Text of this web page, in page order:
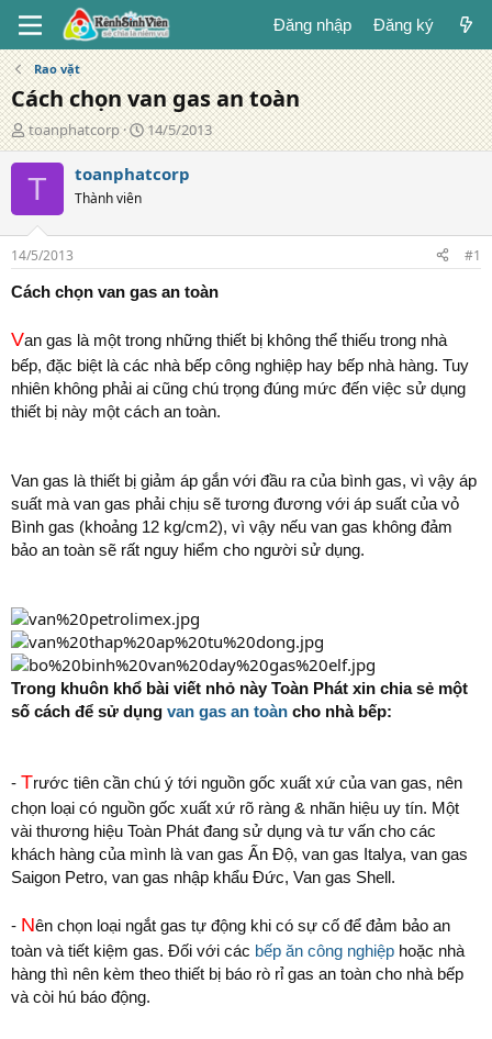
Đăng nhập Đăng ký
Rao vặt
Cách chọn van gas an toàn
T
á
c
g
ả
toanphatcorp
N
g
à
g
14/5/2013
T toanphatcorp
Thành viên
14/5/2013
#1
Cách chọn van gas an toàn
Van gas là một trong những thiết bị không thể thiếu trong nhà
bếp, đặc biệt là các nhà bếp công nghiệp hay bếp nhà hàng. Tuy
nhiên không phải ai cũng chú trọng đúng mức đến việc sử dụng
thiết bị này một cách an toàn.
Van gas là thiết bị giảm áp gắn với đầu ra của bình gas, vì vậy áp
suất mà van gas phải chịu sẽ tương đương với áp suất của vỏ
Bình gas (khoảng 12 kg/cm2), vì vậy nếu van gas không đảm
bảo an toàn sẽ rất nguy hiểm cho người sử dụng.
Trong khuôn khổ bài viết nhỏ này Toàn Phát xin chia sẻ một
số cách để sử dụng van gas an toàn cho nhà bếp:
- Trước tiên cần chú ý tới nguồn gốc xuất xứ của van gas, nên
chọn loại có nguồn gốc xuất xứ rõ ràng & nhãn hiệu uy tín. Một
vài thương hiệu Toàn Phát đang sử dụng và tư vấn cho các
khách hàng của mình là van gas Ấn Độ, van gas Italya, van gas
Saigon Petro, van gas nhập khẩu Đức, Van gas Shell.
- Nên chọn loại ngắt gas tự động khi có sự cố để đảm bảo an
toàn và tiết kiệm gas. Đối với các bếp ăn công nghiệp hoặc nhà
hàng thì nên kèm theo thiết bị báo rò rỉ gas an toàn cho nhà bếp
và còi hú báo động.